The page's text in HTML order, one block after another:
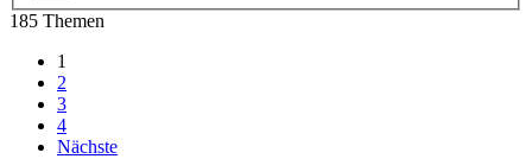
185 Themen
1
2
3
4
Nächste